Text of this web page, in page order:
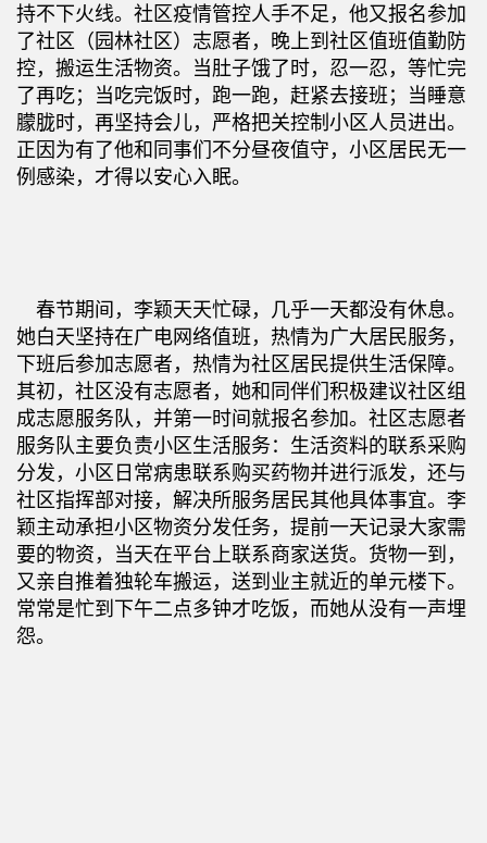
持不下火线。社区疫情管控人手不足，他又报名参加
了社区（园林社区）志愿者，晚上到社区值班值勤防
控，搬运生活物资。当肚子饿了时，忍一忍，等忙完
了再吃；当吃完饭时，跑一跑，赶紧去接班；当睡意
朦胧时，再坚持会儿，严格把关控制小区人员进出。
正因为有了他和同事们不分昼夜值守，小区居民无一
例感染，才得以安心入眠。
春节期间，李颖天天忙碌，几乎一天都没有休息。
她白天坚持在广电网络值班，热情为广大居民服务，
下班后参加志愿者，热情为社区居民提供生活保障。
其初，社区没有志愿者，她和同伴们积极建议社区组
成志愿服务队，并第一时间就报名参加。社区志愿者
服务队主要负责小区生活服务：生活资料的联系采购
分发，小区日常病患联系购买药物并进行派发，还与
社区指挥部对接，解决所服务居民其他具体事宜。李
颖主动承担小区物资分发任务，提前一天记录大家需
要的物资，当天在平台上联系商家送货。货物一到，
又亲自推着独轮车搬运，送到业主就近的单元楼下。
常常是忙到下午二点多钟才吃饭，而她从没有一声埋
怨。